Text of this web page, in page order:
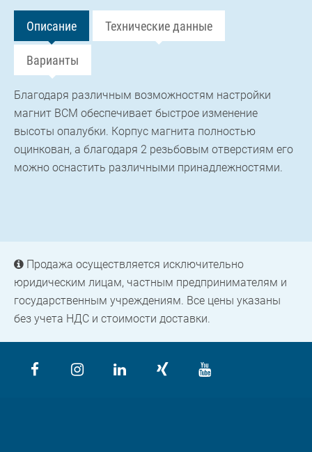
Описание Технические данные
Варианты
Благодаря различным возможностям настройки
магнит BCM обеспечивает быстрое изменение
высоты опалубки. Корпус магнита полностью
оцинкован, а благодаря 2 резьбовым отверстиям его
можно оснастить различными принадлежностями.
Продажа осуществляется исключительно
юридическим лицам, частным предпринимателям и
государственным учреждениям. Все цены указаны
без учета НДС и стоимости доставки.